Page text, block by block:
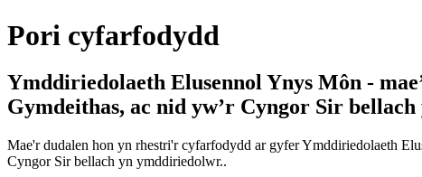
Pori cyfarfodydd
Ymddiriedolaeth Elusennol Ynys Môn -
Gymdeithas, ac nid yw’r Cyngor Sir
Mae'r dudalen hon yn rhestri'r cyfarfodydd ar gyfer Ymddiriedolaeth
Cyngor Sir bellach yn ymddiriedolwr..